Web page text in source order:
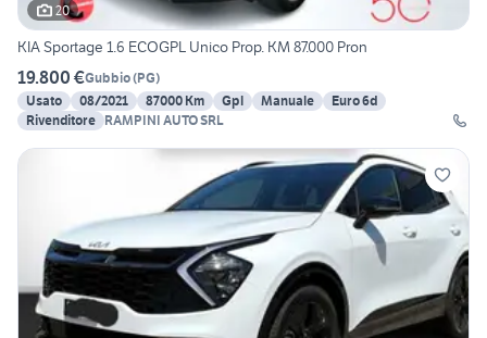
20
KIA Sportage 1.6 ECOGPL Unico Prop. KM 87.000 Pron
19.800 €Gubbio(PG)
Usato
08/2021 87000 Km Gpl Manuale
Euro 6d
Rivenditore RAMPINI AUTO SRL